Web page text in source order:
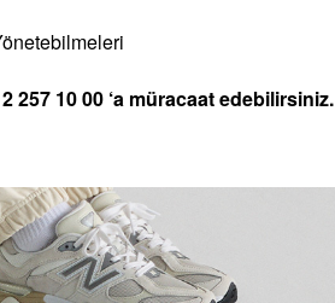
257 10 00 ‘a müracaat edebilirsiniz.